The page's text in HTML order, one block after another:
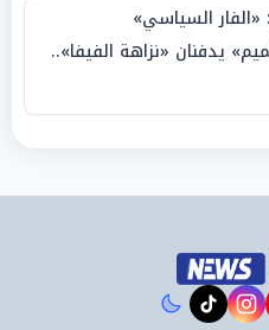
«الفار السياسي»
يدفنان «نزاهة الفيفا»..
instagram
tiktok